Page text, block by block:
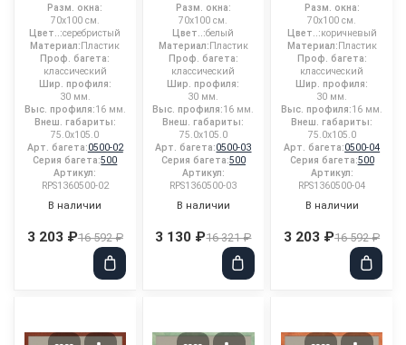
Разм. окна:
70x100 см.
Цвет..:серебристый
Материал:Пластик
Проф. багета:
классический
Шир. профиля:
30 мм.
Выс. профиля:16 мм.
Внеш. габариты:
75.0x105.0
Арт. багета:0500-02
Серия багета:500
Артикул:
RPS1360500-02
В наличии
3 203 ₽16 592 ₽
Разм. окна:
70x100 см.
Цвет..:белый
Материал:Пластик
Проф. багета:
классический
Шир. профиля:
30 мм.
Выс. профиля:16 мм.
Внеш. габариты:
75.0x105.0
Арт. багета:0500-03
Серия багета:500
Артикул:
RPS1360500-03
В наличии
3 130 ₽16 321 ₽
Разм. окна:
70x100 см.
Цвет..:коричневый
Материал:Пластик
Проф. багета:
классический
Шир. профиля:
30 мм.
Выс. профиля:16 мм.
Внеш. габариты:
75.0x105.0
Арт. багета:0500-04
Серия багета:500
Артикул:
RPS1360500-04
В наличии
3 203 ₽16 592 ₽